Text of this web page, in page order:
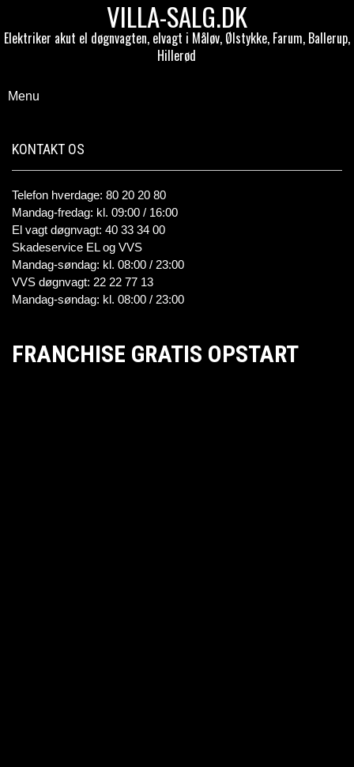
VILLA-SALG.DK
Elektriker akut el døgnvagten, elvagt i Måløv, Ølstykke, Farum, Ballerup,
Hillerød
Menu
KONTAKT OS
Telefon hverdage: 80 20 20 80
Mandag-fredag: kl. 09:00 / 16:00
El vagt døgnvagt: 40 33 34 00
Skadeservice EL og VVS
Mandag-søndag: kl. 08:00 / 23:00
VVS døgnvagt: 22 22 77 13
Mandag-søndag: kl. 08:00 / 23:00
FRANCHISE GRATIS OPSTART